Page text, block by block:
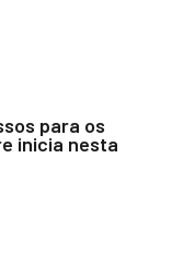
para os
inicia nesta